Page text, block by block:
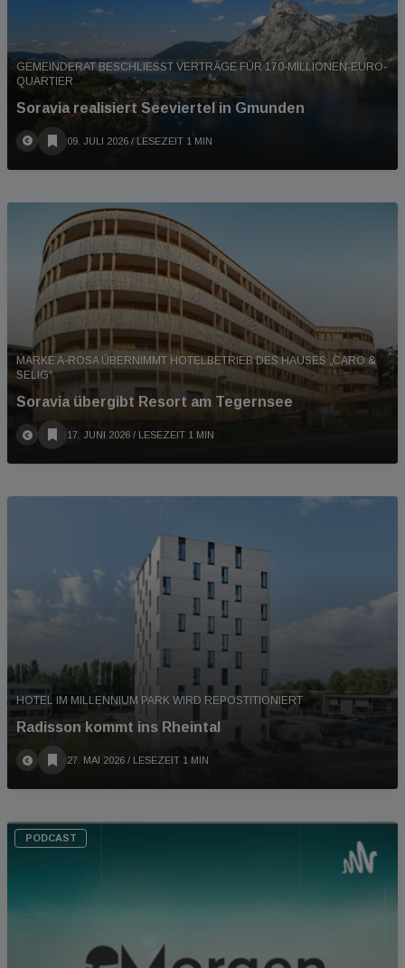
GEMEINDERAT BESCHLIESST VERTRÄGE FÜR 170-MILLIONEN-EURO-Q
UARTIER
Soravia realisiert Seeviertel in Gmunden
09. JULI 2026 / LESEZEIT 1 MIN
MARKE A-ROSA ÜBERNIMMT HOTELBETRIEB DES HAUSES „CARO &
SELIG“
Soravia übergibt Resort am Tegernsee
17. JUNI 2026 / LESEZEIT 1 MIN
HOTEL IM MILLENNIUM PARK WIRD REPOSTITIONIERT
Radisson kommt ins Rheintal
27. MAI 2026 / LESEZEIT 1 MIN
PODCAST